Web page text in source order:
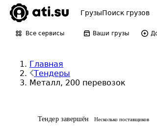
ГрузыПоиск грузов
Все сервисы Ваши грузы
Главная
Тендеры
Металл, 200 перевозок
Тендер завершён Несколько поставщиков